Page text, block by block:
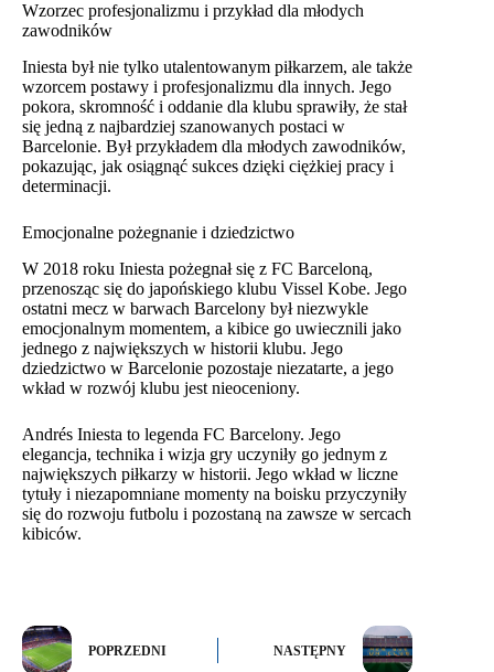
Wzorzec profesjonalizmu i przykład dla młodych
zawodników
Iniesta był nie tylko utalentowanym piłkarzem, ale także
wzorcem postawy i profesjonalizmu dla innych. Jego
pokora, skromność i oddanie dla klubu sprawiły, że stał
się jedną z najbardziej szanowanych postaci w
Barcelonie. Był przykładem dla młodych zawodników,
pokazując, jak osiągnąć sukces dzięki ciężkiej pracy i
determinacji.
Emocjonalne pożegnanie i dziedzictwo
W 2018 roku Iniesta pożegnał się z FC Barceloną,
przenosząc się do japońskiego klubu Vissel Kobe. Jego
ostatni mecz w barwach Barcelony był niezwykle
emocjonalnym momentem, a kibice go uwiecznili jako
jednego z największych w historii klubu. Jego
dziedzictwo w Barcelonie pozostaje niezatarte, a jego
wkład w rozwój klubu jest nieoceniony.
Andrés Iniesta to legenda FC Barcelony. Jego
elegancja, technika i wizja gry uczyniły go jednym z
największych piłkarzy w historii. Jego wkład w liczne
tytuły i niezapomniane momenty na boisku przyczyniły
się do rozwoju futbolu i pozostaną na zawsze w sercach
kibiców.
POPRZEDNI NASTĘPNY